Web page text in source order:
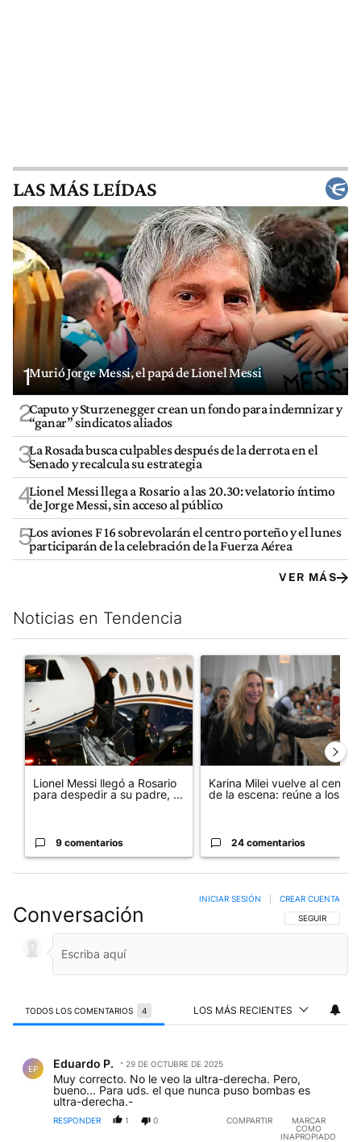
LAS MÁS LEÍDAS
1Murió Jorge Messi, el papá de Lionel Messi
2Caputo y Sturzenegger crean un fondo para indemnizar y
“ganar” sindicatos aliados
3La Rosada busca culpables después de la derrota en el
Senado y recalcula su estrategia
4Lionel Messi llega a Rosario a las 20.30: velatorio íntimo
de Jorge Messi, sin acceso al público
5Los aviones F 16 sobrevolarán el centro porteño y el lunes
participarán de la celebración de la Fuerza Aérea
VER MÁS
Noticias en Tendencia
Este listado muestra los artículos con más comentarios en los
Un artículo de tendencia con el título "Lionel Messi llegó a
Lionel Messi llegó a Rosario
para despedir a su padre, ...
9 comentarios
Un artículo de tendencia con
Karina Milei vuelve al centro
de la escena: reúne a los...
24 comentarios
Conversación SIGA ESTA
SEGUIR
INICIAR SESIÓN CREAR CUENTA
TODOS LOS COMENTARIOS 4 LOS MÁS RECIENTES
EP Eduardo P. 29 DE OCTUBRE DE 2025
Muy correcto. No le veo la ultra-derecha. Pero,
bueno... Para uds. el que nunca puso bombas es
ultra-derecha.-
RESPONDER 1 0 COMPARTIR
MARCAR
COMO
INAPROPIADO